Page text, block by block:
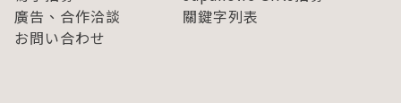
廣告、合作洽談
關鍵字列表
お問い合わせ